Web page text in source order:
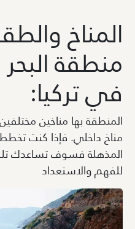
المناخ
منطقة
في تركيا:
المنطقة بها مناخين
مناخ داخلي. فإذا كنت تخطط
المذهلة فسوف تساعدك
للفهم والاستعداد